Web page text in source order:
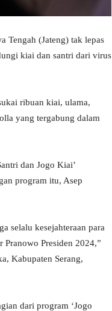
Tengah (Jateng) tak lepas
kiai dan santri dari virus
ribuan kiai, ulama,
yang tergabung dalam
dan Jogo Kiai’
program itu, Asep
selalu kesejahteraan para
Pranowo Presiden 2024,”
Kabupaten Serang,
dari program ‘Jogo